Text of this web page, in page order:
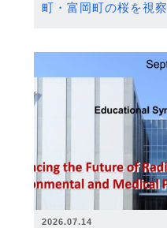
町・富岡町の桜を視察
2026.07.14